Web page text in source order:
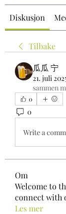
Diskusjon
Tilbake
瓜瓜 宁
21. juli
sammen
0
0
Write a
Om
Welcome to
connect with
Les mer